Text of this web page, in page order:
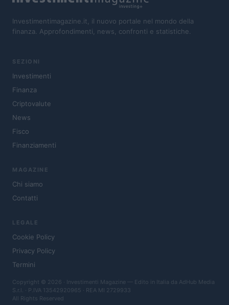
Investimentimagazine.it, il nuovo portale nel mondo della
finanza. Approfondimenti, news, confronti e statistiche.
SEZIONI
Investimenti
Finanza
Criptovalute
News
Fisco
Finanziamenti
MAGAZINE
Chi siamo
Contatti
LEGALE
Cookie Policy
Privacy Policy
Termini
Copyright © 2026 · Investimenti Magazine — Edito in Italia da AdHub Media
S.r.l. · P.IVA 13542920965 · REA MI 2729933
All Rights Reserved